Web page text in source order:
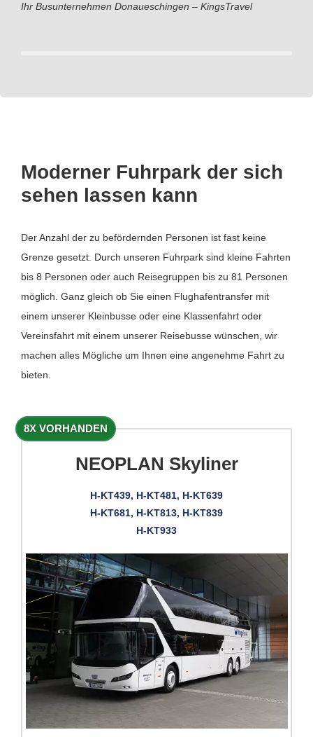
Ihr Busunternehmen Donaueschingen – KingsTravel
Moderner Fuhrpark der sich
sehen lassen kann
Der Anzahl der zu befördernden Personen ist fast keine
Grenze gesetzt. Durch unseren Fuhrpark sind kleine Fahrten
bis 8 Personen oder auch Reisegruppen bis zu 81 Personen
möglich. Ganz gleich ob Sie einen Flughafentransfer mit
einem unserer Kleinbusse oder eine Klassenfahrt oder
Vereinsfahrt mit einem unserer Reisebusse wünschen, wir
machen alles Mögliche um Ihnen eine angenehme Fahrt zu
bieten.
8X VORHANDEN
NEOPLAN Skyliner
H-KT439, H-KT481, H-KT639
H-KT681, H-KT813, H-KT839
H-KT933